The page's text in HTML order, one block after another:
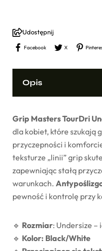
Udostępnij
Facebook X
Opis
Grip Masters TourDri
dla kobiet, które szukają
przyczepności i
teksturze „linii” grip
zapewniając stałą
warunkach.
pewność i kontrolę przy
🔹 Rozmiar: Undersize –
🔹 Kolor: Black/White